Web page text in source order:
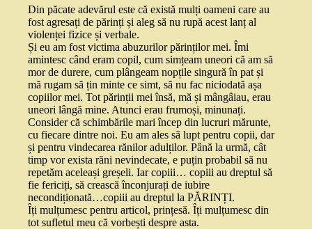
Din păcate adevărul este că există mulți oameni care au
fost agresați de părinți și aleg să nu rupă acest lanț al
violenței fizice și verbale.
Și eu am fost victima abuzurilor părinților mei. Îmi
amintesc când eram copil, cum simțeam uneori că am să
mor de durere, cum plângeam nopțile singură în pat și
mă rugam să țin minte ce simt, să nu fac niciodată așa
copiilor mei. Tot părinții mei însă, mă și mângâiau, erau
uneori lângă mine. Atunci erau frumoși, minunați.
Consider că schimbările mari încep din lucruri mărunte,
cu fiecare dintre noi. Eu am ales să lupt pentru copii, dar
și pentru vindecarea rănilor adulților. Până la urmă, cât
timp vor exista răni nevindecate, e puțin probabil să nu
repetăm aceleași greșeli. Iar copiii… copiii au dreptul să
fie fericiți, să crească înconjurați de iubire
necondiționată…copiii au dreptul la PĂRINȚI.
Îți mulțumesc pentru articol, prințesă. Îți mulțumesc din
tot sufletul meu că vorbești despre asta.